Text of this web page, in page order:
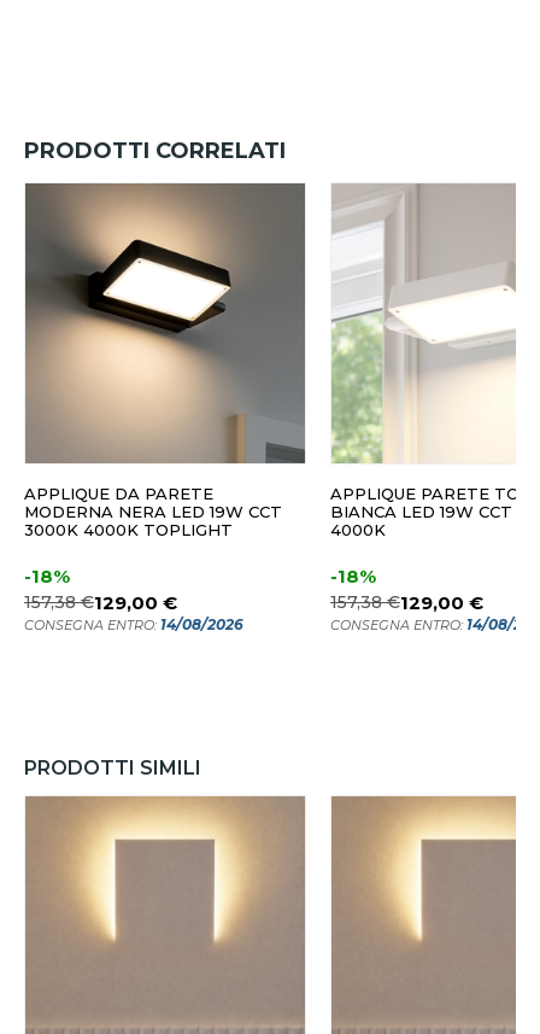
PRODOTTI CORRELATI
APPLIQUE DA PARETE
MODERNA NERA LED 19W CCT
3000K 4000K TOPLIGHT
-18%
157,38 €129,00 €
CONSEGNA ENTRO: 14/08/2026
APPLIQUE PARETE
BIANCA LED 19W CCT
4000K
-18%
157,38 €129,00 €
CONSEGNA ENTRO: 14/08/
PRODOTTI SIMILI